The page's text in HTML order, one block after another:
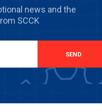
news and the
SCCK
SEND